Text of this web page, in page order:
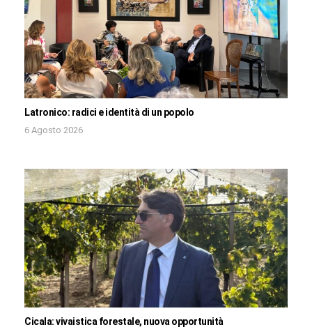
Latronico: radici e identità di un popolo
6 Agosto 2026
Cicala: vivaistica forestale, nuova opportunità